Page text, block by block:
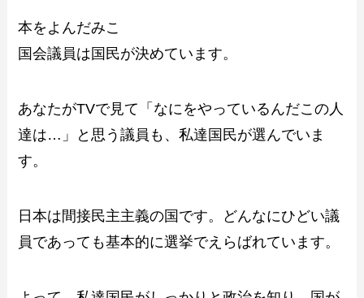
本をよんだみこ
国会議員は国民が決めています。
あなたがTVで見て「なにをやっているんだこの人
達は…」と思う議員も、私達国民が選んでいま
す。
日本は間接民主主義の国です。どんなにひどい議
員であっても基本的に選挙でえらばれています。